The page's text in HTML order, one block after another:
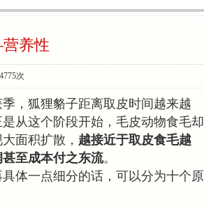
养性
次
，狐狸貉子距离取皮时间越来越
从这个阶段开始，毛皮动物食毛却
面积扩散， 越接近于取皮食毛越
至成本付之东流。
体一点细分的话，可以分为十个原